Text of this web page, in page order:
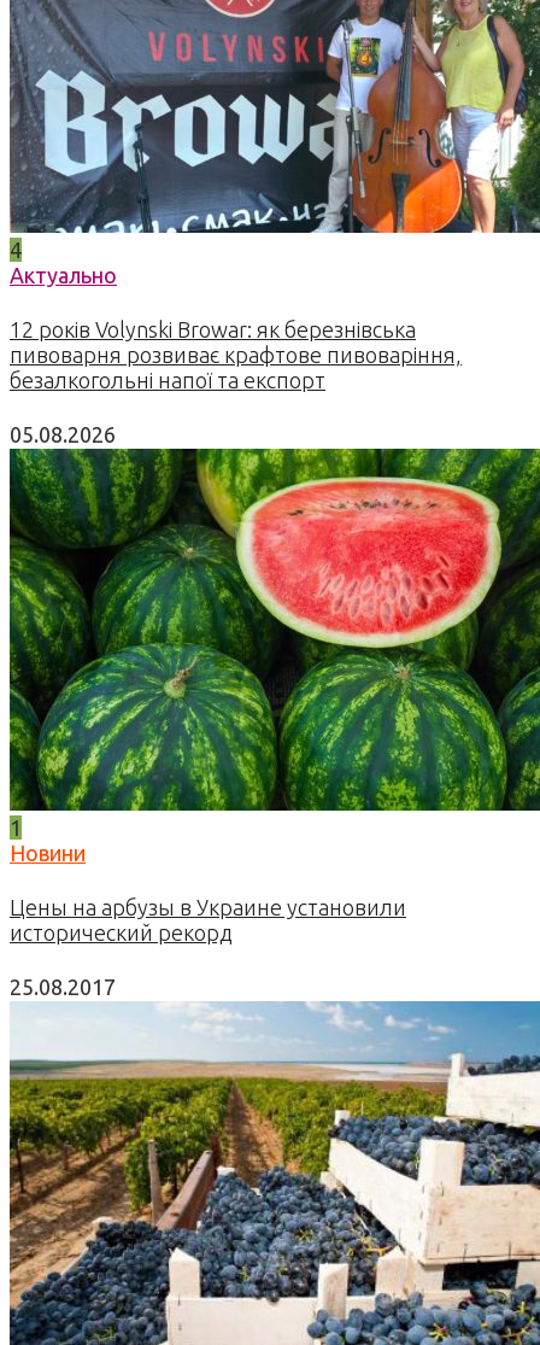
4
Актуально
12 років Volynski Browar: як березнівська
пивоварня розвиває крафтове пивоваріння,
безалкогольні напої та експорт
05.08.2026
1
Новини
Цены на арбузы в Украине установили
исторический рекорд
25.08.2017